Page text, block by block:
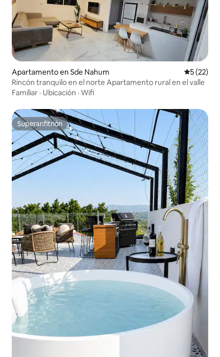
Apartamento en Sde Nahum
5 (22)
Rincón tranquilo en el norte Apartamento rural en el valle
Familiar · Ubicación · Wifi
Superanfitrión
Superanfitrión